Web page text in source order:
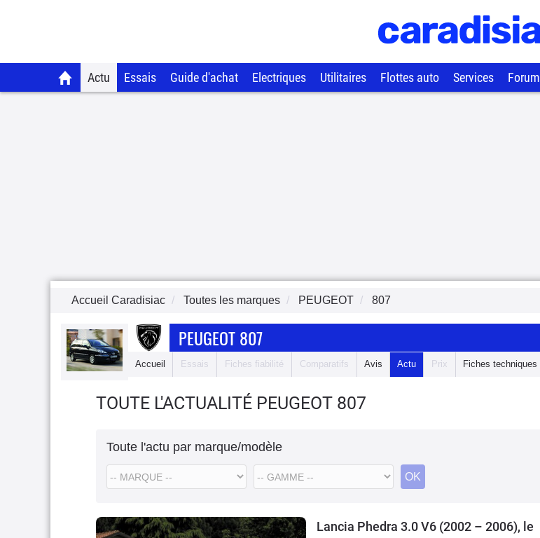
Actu Essais Guide d'achat Electriques Utilitaires Flottes auto Services Forum
Accueil Caradisiac Toutes les marques PEUGEOT 807
PEUGEOT 807
Accueil Essais Fiches fiabilité Comparatifs Avis Actu Prix Fiches techniques
TOUTE L'ACTUALITÉ PEUGEOT 807
Toute l'actu par marque/modèle
OK
Lancia Phedra 3.0 V6 (2002 – 2006), le